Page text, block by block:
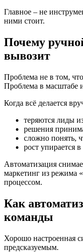
Главное – не
ними стоит.
Почему
вывозит
Проблема не в том,
Проблема в масштабе
Когда всё делается
теряются лиды
решения
сложно понять,
рост упирается
Автоматизация
маркетинг из режима
процессом.
Как
команды
Хорошо настроенная
предсказуемым.